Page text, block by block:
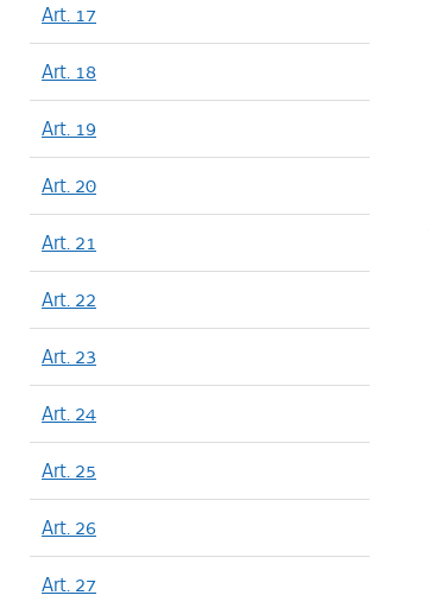
Art. 17
Art. 18
Art. 19
Art. 20
Art. 21
Art. 22
Art. 23
Art. 24
Art. 25
Art. 26
Art. 27